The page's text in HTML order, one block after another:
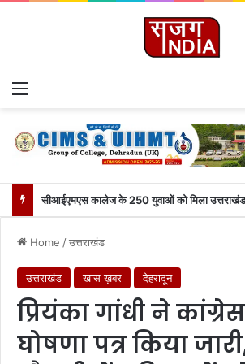
सीआईएमएस कालेज के 250 युवाओं को मिला
Home /उत्तराखंड
उत्तराखंड खास ख़बर देहरादून
प्रियंका गांधी ने
घोषणा पत्र किया